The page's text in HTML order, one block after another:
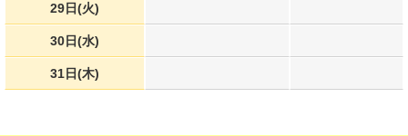
29日(火)
30日(水)
31日(木)